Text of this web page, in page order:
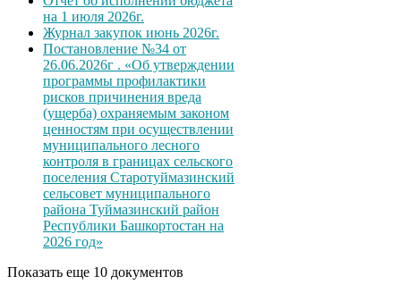
на 1 июля 2026г.
Журнал закупок июнь 2026г.
Постановление №34 от
26.06.2026г . «Об утверждении
программы профилактики
рисков причинения вреда
(ущерба) охраняемым законом
ценностям при осуществлении
муниципального лесного
контроля в границах сельского
поселения Старотуймазинский
сельсовет муниципального
района Туймазинский район
Республики Башкортостан на
2026 год»
Показать еще 10 документов